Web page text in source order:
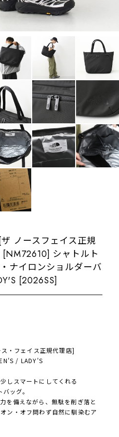
ノースフェイス正規
シャトルト
ナイロンショルダーバ
[2026SS]
・フェイス正規代理店]
/ LADY'S
しスマートにしてくれる
ッグ。
を備えながら、無駄を削ぎ落と
ン・オフ問わず自然に馴染むア